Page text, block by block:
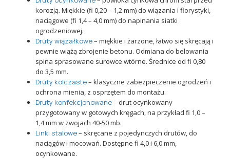
korozją. Miękkie (fi 0,20 – 1,2 mm) do wiązania i florystyki,
naciągowe (fi 1,4 – 4,0 mm) do napinania siatki
ogrodzeniowej.
Druty wiązałkowe– miękkie i żarzone, łatwo się skręcają i
pewnie wiążą zbrojenie betonu. Odmiana do belowania
spina sprasowane surowce wtórne. Średnice od fi 0,80
do 3,5 mm.
Druty kolczaste– klasyczne zabezpieczenie ogrodzeń i
ochrona mienia, z osprzętem do montażu.
Druty konfekcjonowane– drut ocynkowany
przygotowany w gotowych kręgach, na przykład fi 1,0 –
1,4 mm w zwojach 40-50 mb.
Linki stalowe– skręcane z pojedynczych drutów, do
naciągów i mocowań. Dostępne fi 4,0 i 6,0 mm,
ocynkowane.